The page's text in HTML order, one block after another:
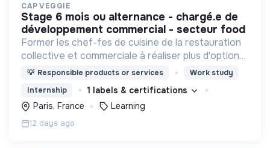
CAP VEGGIE
stage 6 mois ou alternance - chargé.e de
développement commercial - secteur food
Former les chef-fes de cuisine de la restauration
collective et commerciale à réaliser plus d'options
végétariennes et végan.
💡 Responsible products or services
Work study
Internship
1 labels & certifications
Paris, France
Learning
12 days ago